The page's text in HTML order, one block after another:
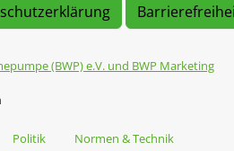
(BWP) e.V. und BWP Marketing
Politik Normen & Technik